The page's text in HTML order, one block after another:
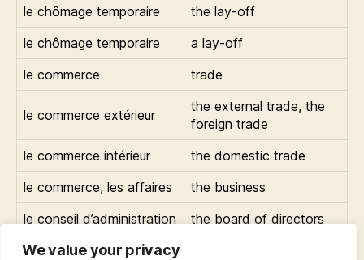
We value your privacy
le chômage temporaire
the lay-off
le chômage temporaire
a lay-off
le commerce
trade
le commerce extérieur
the external trade, the
foreign trade
le commerce intérieur
the domestic trade
le commerce, les affaires
the business
le conseil d’administration
the board of directors
le coût